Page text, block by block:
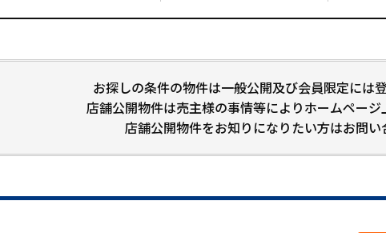
お探しの条件の物件は一般公開及び会員限定には
店舗公開物件は売主様の事情等によりホームページ
店舗公開物件をお知りになりたい方はお問い